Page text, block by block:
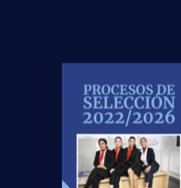
centros repartidos por
ofrecemos la mejor
título TCP. La
la mejor alternativa para
tenéis claro a qué os
trabajo con salida